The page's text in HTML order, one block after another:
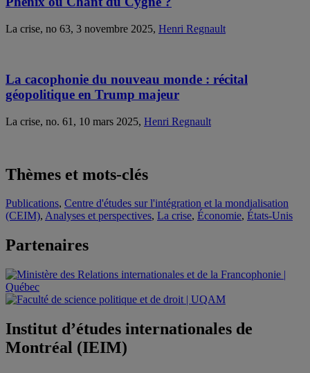
La crise, no 63, 3 novembre 2025, Henri Regnault
La cacophonie du nouveau monde : récital
géopolitique en Trump majeur
La crise, no. 61, 10 mars 2025, Henri Regnault
Thèmes et mots-clés
Publications, Centre d'études sur l'intégration et la mondialisation
(CEIM), Analyses et perspectives, La crise, Économie, États-Unis
Partenaires
Institut d’études internationales de
Montréal (IEIM)